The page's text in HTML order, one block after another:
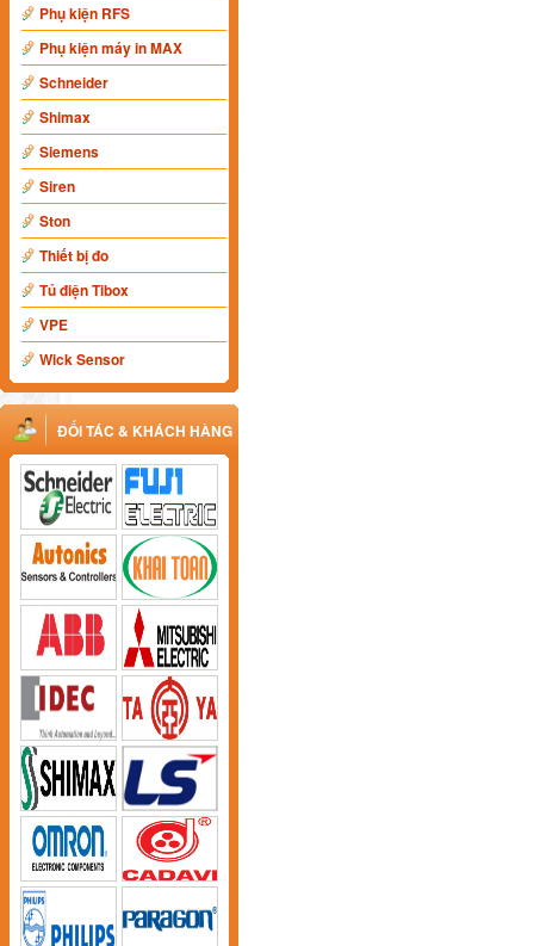
Phụ kiện RFS
Phụ kiện máy in MAX
Schneider
Shimax
Siemens
Siren
Ston
Thiết bị đo
Tủ điện Tibox
VPE
Wick Sensor
ĐỐI TÁC & KHÁCH HÀNG